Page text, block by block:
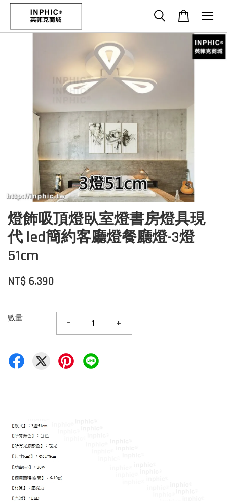
燈飾吸頂燈臥室燈書房燈具現
代 led簡約客廳燈餐廳燈-3燈
51cm
NT$ 6,390
數量 - +